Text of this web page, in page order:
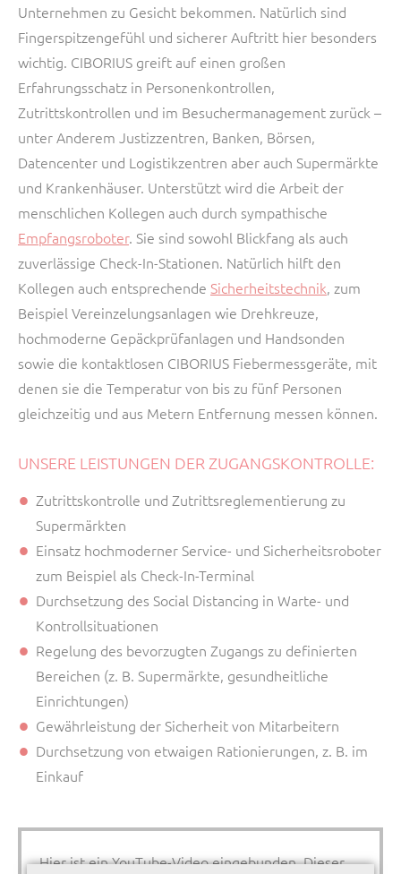
Unternehmen zu Gesicht bekommen. Natürlich sind
Fingerspitzengefühl und sicherer Auftritt hier besonders
wichtig. CIBORIUS greift auf einen großen
Erfahrungsschatz in Personenkontrollen,
Zutrittskontrollen und im Besuchermanagement zurück –
unter Anderem Justizzentren, Banken, Börsen,
Datencenter und Logistikzentren aber auch Supermärkte
und Krankenhäuser. Unterstützt wird die Arbeit der
menschlichen Kollegen auch durch sympathische
Empfangsroboter. Sie sind sowohl Blickfang als auch
zuverlässige Check-In-Stationen. Natürlich hilft den
Kollegen auch entsprechende Sicherheitstechnik, zum
Beispiel Vereinzelungsanlagen wie Drehkreuze,
hochmoderne Gepäckprüfanlagen und Handsonden
sowie die kontaktlosen CIBORIUS Fiebermessgeräte, mit
denen sie die Temperatur von bis zu fünf Personen
gleichzeitig und aus Metern Entfernung messen können.
UNSERE LEISTUNGEN DER ZUGANGSKONTROLLE:
Zutrittskontrolle und Zutrittsreglementierung zu
Supermärkten
Einsatz hochmoderner Service- und Sicherheitsroboter
zum Beispiel als Check-In-Terminal
Durchsetzung des Social Distancing in Warte- und
Kontrollsituationen
Regelung des bevorzugten Zugangs zu definierten
Bereichen (z. B. Supermärkte, gesundheitliche
Einrichtungen)
Gewährleistung der Sicherheit von Mitarbeitern
Durchsetzung von etwaigen Rationierungen, z. B. im
Einkauf
Hier ist ein YouTube-Video eingebunden. Dieser